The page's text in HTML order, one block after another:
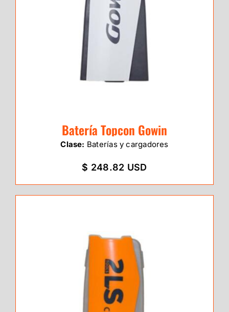
Batería Topcon Gowin
Clase: Baterías y cargadores
$ 248.82 USD